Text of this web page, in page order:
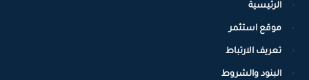
الرئيسية
موقع استثمر
تعريف الارتباط
البنود والشروط